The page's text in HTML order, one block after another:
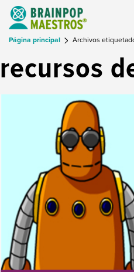
Página principal Archivos
recursos